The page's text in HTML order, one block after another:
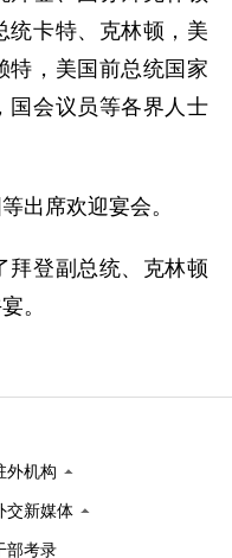
统卡特、克林顿，美
特，美国前总统国家
国会议员等各界人士
席欢迎宴会。
登副总统、克林顿
。
外机构
交新媒体
部考录